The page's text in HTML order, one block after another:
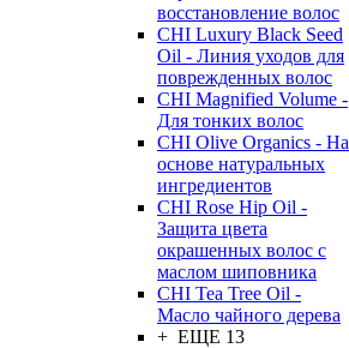
восстановление волос
CHI Luxury Black Seed
Oil - Линия уходов для
поврежденных волос
CHI Magnified Volume -
Для тонких волос
CHI Olive Organics - На
основе натуральных
ингредиентов
CHI Rose Hip Oil -
Защита цвета
окрашенных волос с
маслом шиповника
CHI Tea Tree Oil -
Масло чайного дерева
+ ЕЩЕ 13